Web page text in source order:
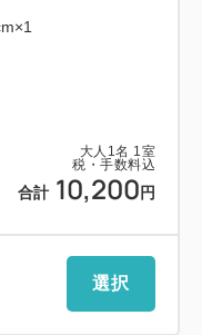
ます、お気軽にス
大人 1 名 1 室
税・手数料込
合計 10,200 円
選択